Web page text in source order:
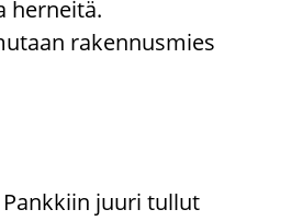
herneitä.
rakennusmies
juuri tullut